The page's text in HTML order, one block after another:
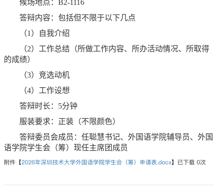
候场地点：B2-1116
答辩内容：包括但不限于以下几点
（1）自我介绍
（2）工作总结（所做工作内容、所办活动情况、所取得
的成绩）
（3）竞选动机
（4）工作设想
答辩时长：5分钟
服装要求：正装（不限颜色）
答辩委员会成员：任聪慧书记、外国语学院辅导员、外国
语学院学生会（筹）现任主席团成员
附件【2026年深圳技术大学外国语学院学生会（筹）申请表.docx】已下载 0次